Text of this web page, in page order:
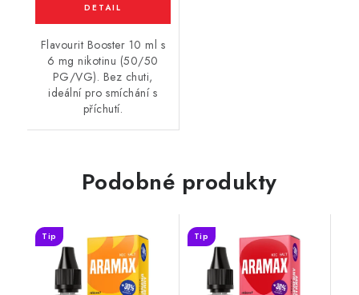
Flavourit Booster 10 ml s
6 mg nikotinu (50/50
PG/VG). Bez chuti,
ideální pro smíchání s
příchutí.
Podobné produkty
Tip Tip